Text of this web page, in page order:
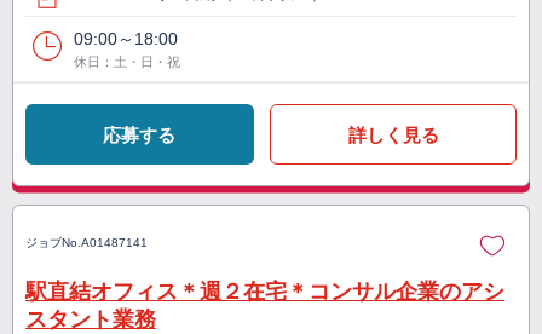
09:00～18:00
休日：土・日・祝
応募する 詳しく見る
ジョブNo. A01487141
駅直結オフィス＊週２在宅＊コンサル企業のアシ
スタント業務